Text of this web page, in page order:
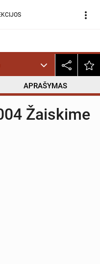
more_vert
APRAŠYMAS
Žaiskime